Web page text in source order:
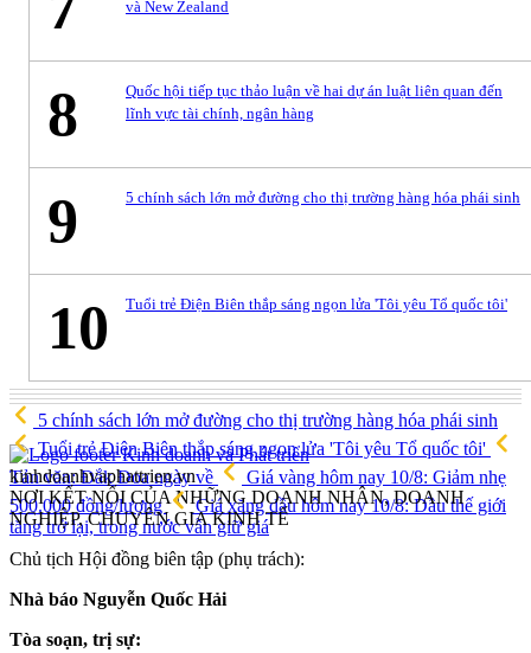
và New Zealand
8
Quốc hội tiếp tục thảo luận về hai dự án luật liên quan đến
lĩnh vực tài chính, ngân hàng
9 5 chính sách lớn mở đường cho thị trường hàng hóa phái sinh
10 Tuổi trẻ Điện Biên thắp sáng ngọn lửa 'Tôi yêu Tổ quốc tôi'
5 chính sách lớn mở đường cho thị trường hàng hóa phái sinh
Tuổi trẻ Điện Biên thắp sáng ngọn lửa 'Tôi yêu Tổ quốc tôi'
Tản văn: Đắk Đoa ngày về
Giá vàng hôm nay 10/8: Giảm nhẹ
500.000 đồng/lượng
Giá xăng dầu hôm nay 10/8: Dầu thế giới
tăng trở lại, trong nước vẫn giữ giá
kinhdoanhvaphattrien.vn
NƠI KẾT NỐI CỦA NHỮNG DOANH NHÂN, DOANH
NGHIỆP, CHUYÊN GIA KINH TẾ
Chủ tịch Hội đồng biên tập (phụ trách):
Nhà báo Nguyễn Quốc Hải
Tòa soạn, trị sự: